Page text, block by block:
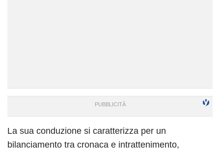
La sua conduzione si caratterizza per un
bilanciamento tra cronaca e intrattenimento,